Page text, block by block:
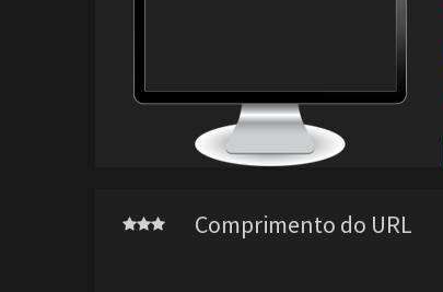
Comprimento do URL